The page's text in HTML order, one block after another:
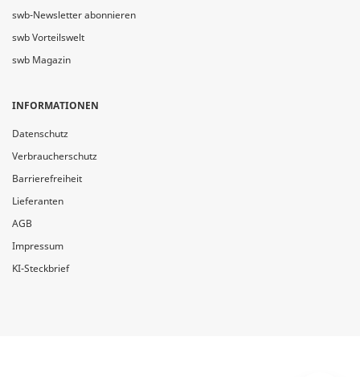
swb-Newsletter abonnieren
swb Vorteilswelt
swb Magazin
INFORMATIONEN
Datenschutz
Verbraucherschutz
Barrierefreiheit
Lieferanten
AGB
Impressum
KI-Steckbrief